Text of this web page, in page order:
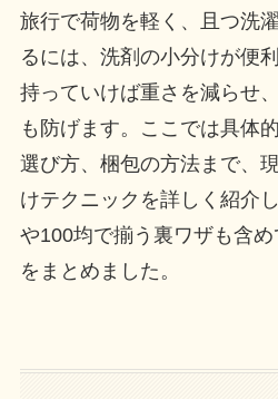
旅行で荷物を軽く、且つ洗
るには、洗剤の小分けが便
持っていけば重さを減らせ
も防げます。ここでは具体
選び方、梱包の方法まで、
けテクニックを詳しく紹介
や100均で揃う裏ワザも含
をまとめました。